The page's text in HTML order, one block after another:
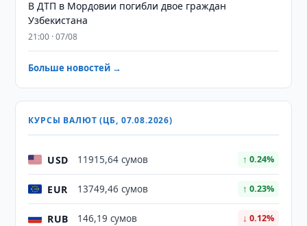
В ДТП в Мордовии погибли двое граждан
Узбекистана
21:00 · 07/08
Больше новостей →
КУРСЫ ВАЛЮТ (ЦБ, 07.08.2026)
USD 11915,64 сумов ↑ 0.24%
EUR 13749,46 сумов ↑ 0.23%
RUB 146,19 сумов ↓ 0.12%